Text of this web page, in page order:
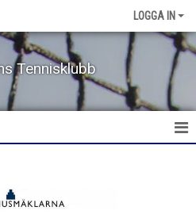
LOGGA IN
Tennisklubb